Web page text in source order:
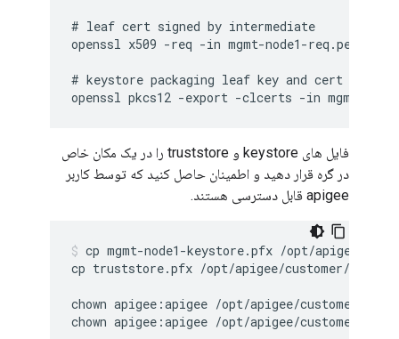
# leaf cert signed by intermediate
openssl x509 -req -in mgmt-node1-req.pem -
# keystore packaging leaf key and cert
فایل های keystore و truststore را در یک مکان خاص
در گره قرار دهید و اطمینان حاصل کنید که توسط کاربر
apigee قابل دسترسی هستند.
cp mgmt-node1-keystore.pfx /opt/apigee/
cp truststore.pfx /opt/apigee/customer/
chown apigee:apigee /opt/apigee/customer/
chown apigee:apigee /opt/apigee/customer/